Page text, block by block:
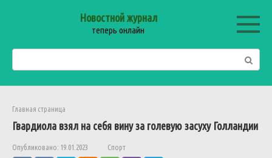
Новостной журнал
теперь онлайн
Главная страница
Гвардиола взял на себя вину за голевую засуху Голландии
Опубликовано: 19.01.2023 Спорт